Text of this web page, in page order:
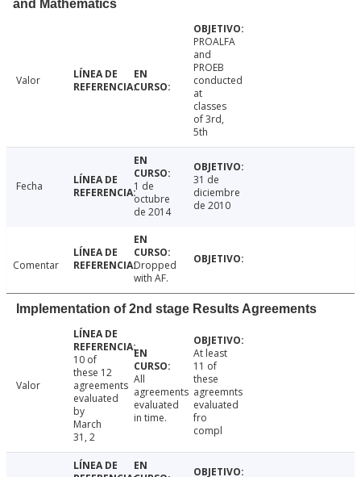
and Mathematics
Valor
PROALFA
and
PROEB
conducted
at
classes
of 3rd,
5th
Fecha
1 de
octubre
de 2014
31 de
diciembre
de 2010
Comentar
Dropped
with AF.
Implementation of 2nd stage Results Agreements
Valor
10 of
these 12
agreements
evaluated
by
March
31, 2
All
agreements
evaluated
in time.
At least
11 of
these
agreemnts
evaluated
fro
compl